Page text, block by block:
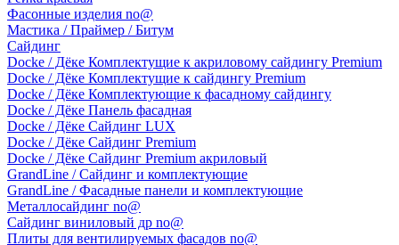
Фасонные изделия no@
Мастика / Праймер / Битум
Сайдинг
Docke / Дёке Комплектущие к акриловому сайдингу Premium
Docke / Дёке Комплектущие к сайдингу Premium
Docke / Дёке Комплектующие к фасадному сайдингу
Docke / Дёке Панель фасадная
Docke / Дёке Сайдинг LUX
Docke / Дёке Сайдинг Premium
Docke / Дёке Сайдинг Premium акриловый
GrandLine / Сайдинг и комплектующие
GrandLine / Фасадные панели и комплектующие
Металлосайдинг no@
Сайдинг виниловый др no@
Плиты для вентилируемых фасадов no@